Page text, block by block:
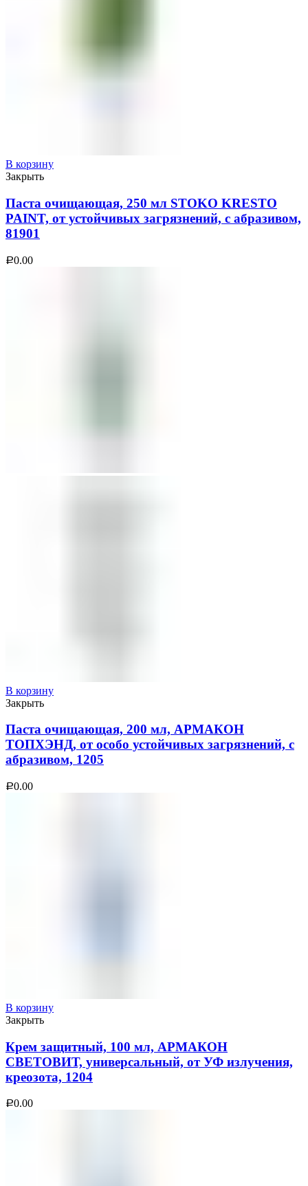
В корзину
Закрыть
Паста очищающая, 250 мл STOKO KRESTO
PAINT, от устойчивых загрязнений, с абразивом,
81901
Р0.00
В корзину
Закрыть
Паста очищающая, 200 мл, АРМАКОН
ТОПХЭНД, от особо устойчивых загрязнений, с
абразивом, 1205
Р0.00
В корзину
Закрыть
Крем защитный, 100 мл, АРМАКОН
СВЕТОВИТ, универсальный, от УФ излучения,
креозота, 1204
Р0.00